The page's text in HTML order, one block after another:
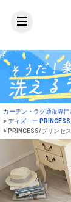
カーテン・ラグ通販専門
ディズニー
PRINCESS/プリンセ